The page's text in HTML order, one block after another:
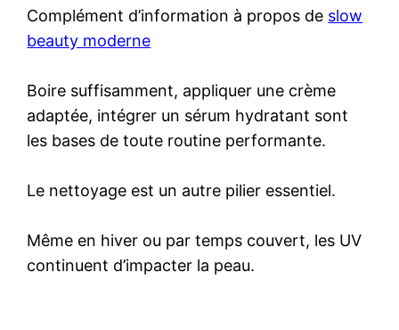
Complément d’information à propos de slow
beauty moderne
Boire suffisamment, appliquer une crème
adaptée, intégrer un sérum hydratant sont
les bases de toute routine performante.
Le nettoyage est un autre pilier essentiel.
Même en hiver ou par temps couvert, les UV
continuent d’impacter la peau.